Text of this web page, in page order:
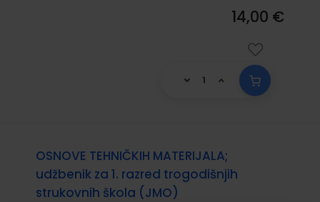
14,00 €
OSNOVE TEHNIČKIH MATERIJALA;
udžbenik za 1. razred trogodišnjih
strukovnih škola (JMO)